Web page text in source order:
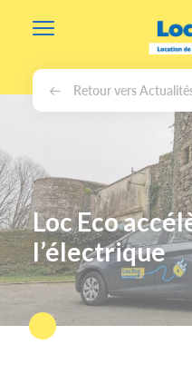
Retour vers
Loc Eco
l’électrique